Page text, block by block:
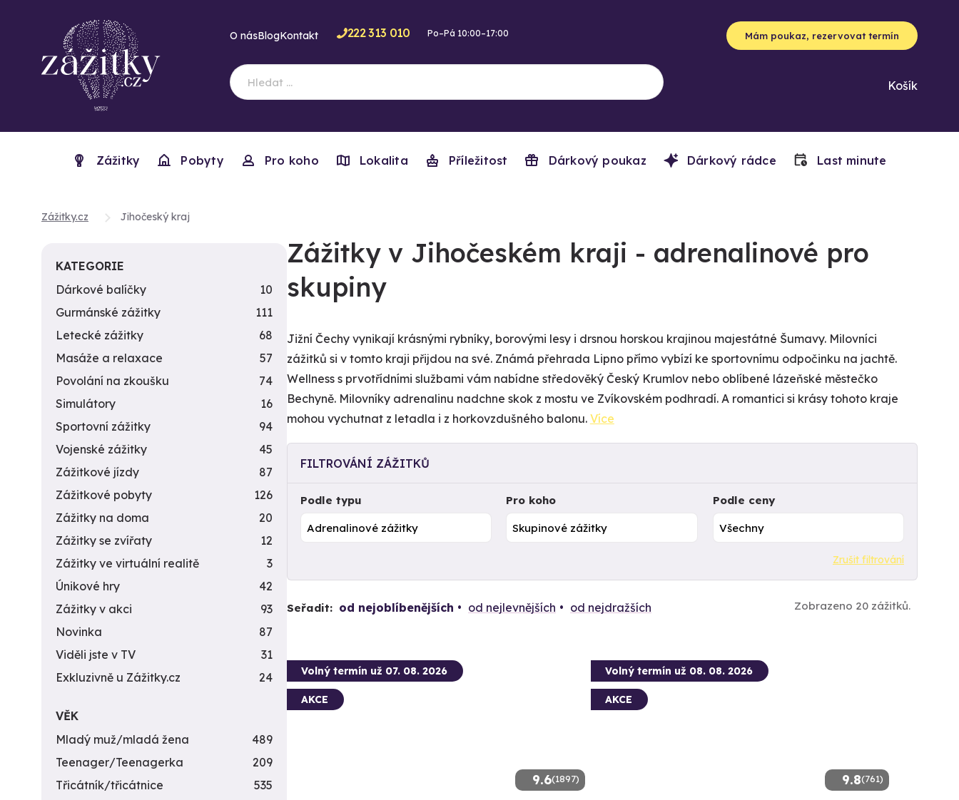
O násBlogKontakt 222 313 010 Po–Pá 10:00–17:00 Mám poukaz, rezervovat termín
Košík
Zážitky Pobyty Pro koho Lokalita Příležitost Dárkový poukaz Dárkový rádce Last minute
Zážitky.cz Jihočeský kraj
Zážitky v Jihočeském kraji - adrenalinové pro
skupiny
Jižní Čechy vynikají krásnými rybníky, borovými lesy i drsnou horskou krajinou majestátné Šumavy. Milovníci
zážitků si v tomto kraji přijdou na své. Známá přehrada Lipno přímo vybízí ke sportovnímu odpočinku na jachtě.
Wellness s prvotřídními službami vám nabídne středověký Český Krumlov nebo oblíbené lázeňské městečko
Bechyně. Milovníky adrenalinu nadchne skok z mostu ve Zvíkovském podhradí. A romantici si krásy tohoto kraje
mohou vychutnat z letadla i z horkovzdušného balonu. Více
FILTROVÁNÍ ZÁŽITKŮ
Podle typu Pro koho Podle ceny
Zrušit filtrování
Seřadit: od nejoblíbenějších od nejlevnějších od nejdražších Zobrazeno 20 zážitků.
9.6(1897)
Volný termín už 07. 08. 2026
AKCE
9.8(761)
Volný termín už 08. 08. 2026
AKCE
KATEGORIE
Dárkové balíčky
10
Gurmánské zážitky
111
Letecké zážitky
68
Masáže a relaxace
57
Povolání na zkoušku
74
Simulátory
16
Sportovní zážitky
94
Vojenské zážitky
45
Zážitkové jízdy
87
Zážitkové pobyty
126
Zážitky na doma
20
Zážitky se zvířaty
12
Zážitky ve virtuální realitě
3
Únikové hry
42
Zážitky v akci
93
Novinka
87
Viděli jste v TV
31
Exkluzivně u Zážitky.cz
24
VĚK
Mladý muž/mladá žena
489
Teenager/Teenagerka
209
Třicátník/třicátnice
535